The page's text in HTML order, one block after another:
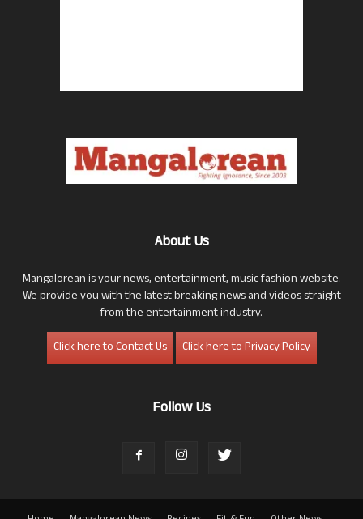
About Us
Mangalorean is your news, entertainment, music fashion website.
We provide you with the latest breaking news and videos straight
from the entertainment industry.
Click here to Contact Us
Click here to Privacy Policy
Follow Us